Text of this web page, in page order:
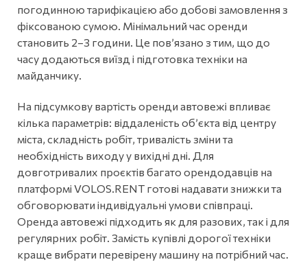
погодинною тарифікацією або добові замовлення з
фіксованою сумою. Мінімальний час оренди
становить 2–3 години. Це пов’язано з тим, що до
часу додаються виїзд і підготовка техніки на
майданчику.
На підсумкову вартість оренди автовежі впливає
кілька параметрів: віддаленість об’єкта від центру
міста, складність робіт, тривалість зміни та
необхідність виходу у вихідні дні. Для
довготривалих проєктів багато орендодавців на
платформі VOLOS.RENT готові надавати знижки та
обговорювати індивідуальні умови співпраці.
Оренда автовежі підходить як для разових, так і для
регулярних робіт. Замість купівлі дорогої техніки
краще вибрати перевірену машину на потрібний час.